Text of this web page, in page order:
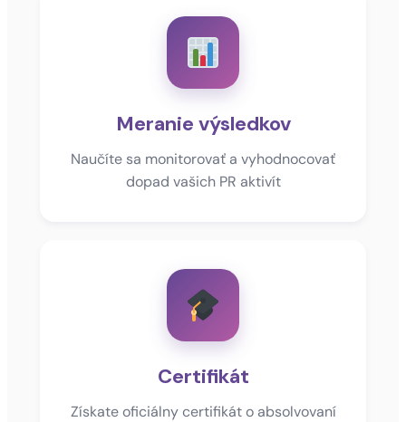
Meranie výsledkov
Naučíte sa monitorovať a vyhodnocovať
dopad vašich PR aktivít
Certifikát
Získate oficiálny certifikát o absolvovaní